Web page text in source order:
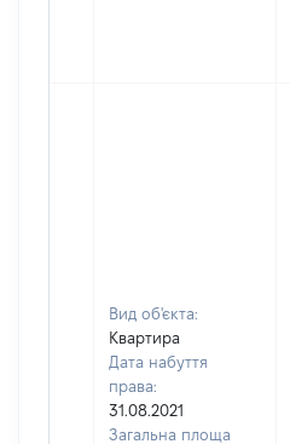
Вид об'єкта:
Квартира
Дата набуття
права:
31.08.2021
Загальна площа